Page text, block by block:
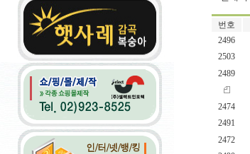
번호
2496
2503
2489
2474
2491
2472